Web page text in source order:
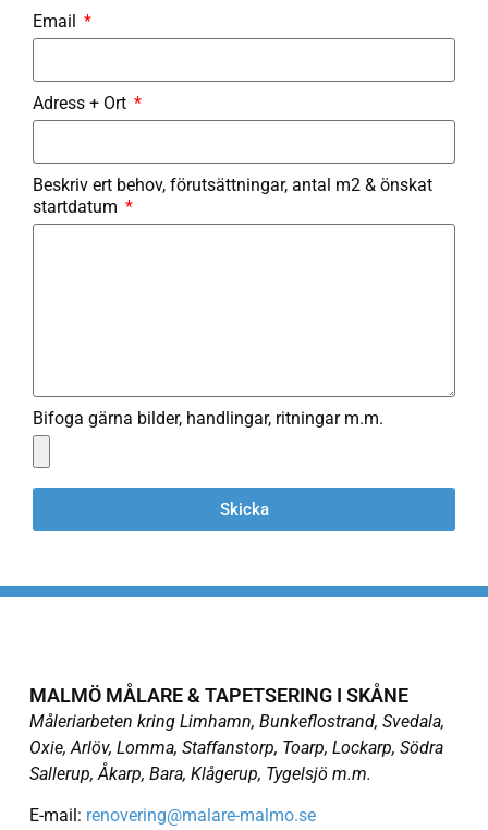
Email
Adress + Ort
Beskriv ert behov, förutsättningar, antal m2 & önskat
startdatum
Bifoga gärna bilder, handlingar, ritningar m.m.
Skicka
MALMÖ MÅLARE & TAPETSERING I SKÅNE
Måleriarbeten kring Limhamn, Bunkeflostrand, Svedala,
Oxie, Arlöv, Lomma, Staffanstorp, Toarp, Lockarp, Södra
Sallerup, Åkarp, Bara, Klågerup, Tygelsjö m.m.
E-mail: renovering@malare-malmo.se